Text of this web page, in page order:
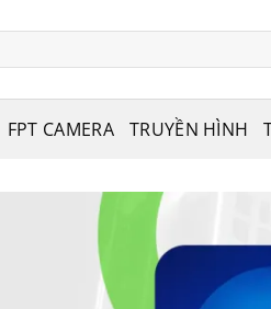
FPT CAMERA TRUYỀN HÌNH